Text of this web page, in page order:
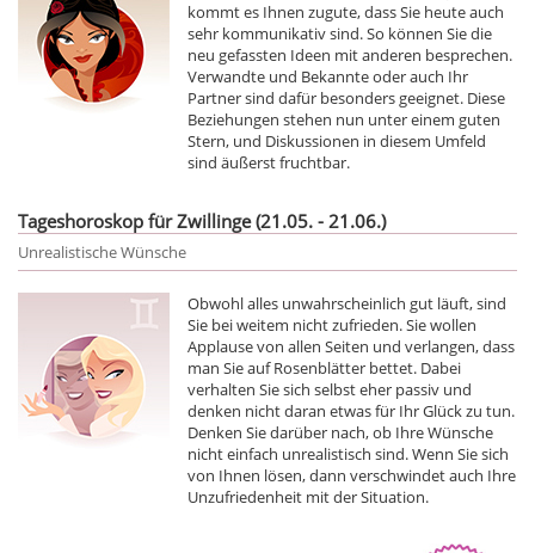
kommt es Ihnen zugute, dass Sie heute auch
sehr kommunikativ sind. So können Sie die
neu gefassten Ideen mit anderen besprechen.
Verwandte und Bekannte oder auch Ihr
Partner sind dafür besonders geeignet. Diese
Beziehungen stehen nun unter einem guten
Stern, und Diskussionen in diesem Umfeld
sind äußerst fruchtbar.
Tageshoroskop für Zwillinge (21.05. - 21.06.)
Unrealistische Wünsche
Obwohl alles unwahrscheinlich gut läuft, sind
Sie bei weitem nicht zufrieden. Sie wollen
Applause von allen Seiten und verlangen, dass
man Sie auf Rosenblätter bettet. Dabei
verhalten Sie sich selbst eher passiv und
denken nicht daran etwas für Ihr Glück zu tun.
Denken Sie darüber nach, ob Ihre Wünsche
nicht einfach unrealistisch sind. Wenn Sie sich
von Ihnen lösen, dann verschwindet auch Ihre
Unzufriedenheit mit der Situation.